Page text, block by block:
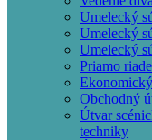
Umelecký
Umelecký
Umelecký
Priamo
Obchodný
Útvar
techniky